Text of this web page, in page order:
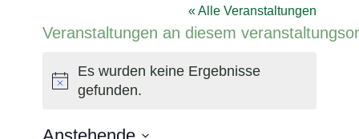
« Alle Veranstaltungen
Veranstaltungen an diesem
Hinweis
Es wurden keine Ergebnisse
gefunden.